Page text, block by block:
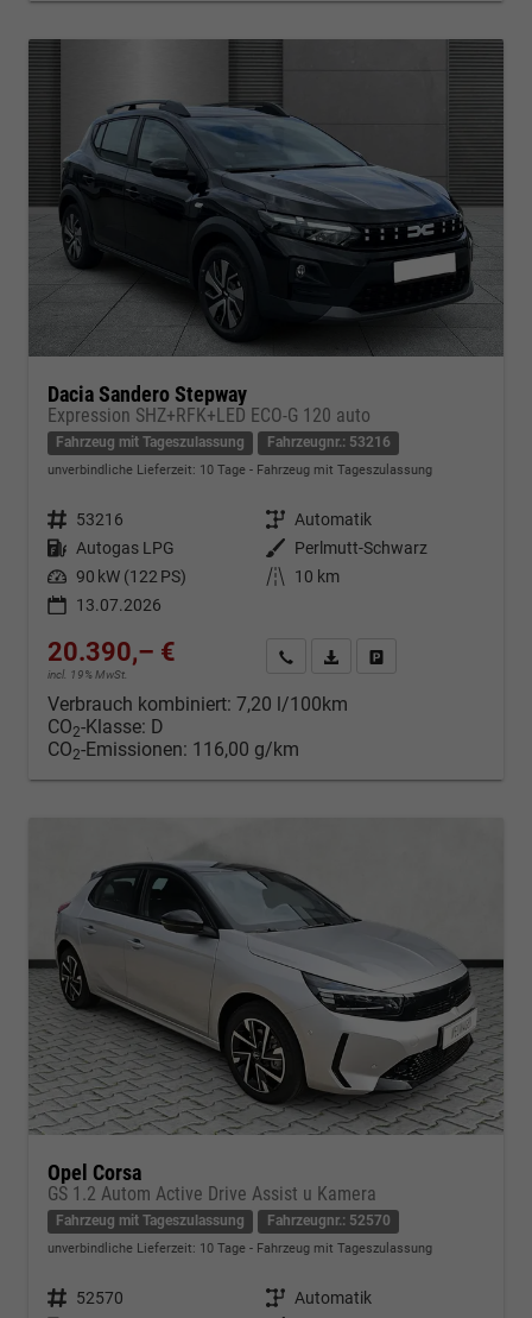
Dacia Sandero Stepway
Expression SHZ+RFK+LED ECO-G 120 auto
Fahrzeug mit Tageszulassung Fahrzeugnr.: 53216
unverbindliche Lieferzeit: 10 Tage Fahrzeug mit Tageszulassung
Fahrzeugnr. 53216 Getriebe Automatik
Kraftstoff Autogas LPG Außenfarbe
Perlmutt-Schwarz
Leistung 90 kW (122 PS) Kilometerstand
10 km
13.07.2026
20.390,– €
incl. 19% MwSt.
Kontakt & Angebot anfordern
PDF-Datei, Fahrzeugexposé
Verbrauch kombiniert: 7,20 l/100km
CO2-Klasse: D
CO2-Emissionen: 116,00 g/km
Opel Corsa
GS 1.2 Autom Active Drive Assist u Kamera
Fahrzeug mit Tageszulassung Fahrzeugnr.: 52570
unverbindliche Lieferzeit: 10 Tage Fahrzeug mit Tageszulassung
Fahrzeugnr. 52570 Getriebe Automatik